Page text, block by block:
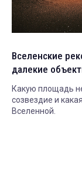
Вселенские
далекие
Какую площадь
созвездие и
Вселенной.